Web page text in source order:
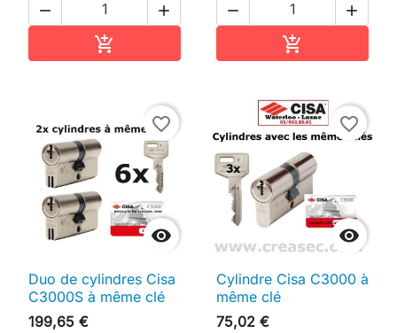
 

 


favorite_border
Duo de cylindres Cisa
C3000S à même clé
199,65 €

favorite_border
Cylindre Cisa C3000 à
même clé
75,02 €